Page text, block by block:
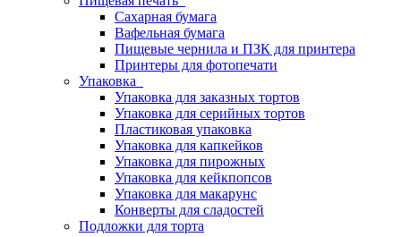
Сахарная бумага
Вафельная бумага
Пищевые чернила и ПЗК для принтера
Принтеры для фотопечати
Упаковка
Упаковка для заказных тортов
Упаковка для серийных тортов
Пластиковая упаковка
Упаковка для капкейков
Упаковка для пирожных
Упаковка для кейкпопсов
Упаковка для макарунс
Конверты для сладостей
Подложки для торта